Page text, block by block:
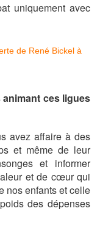
uniquement avec
ces ligues
avez affaire à des
et même de leur
et informer
et de cœur qui
nos enfants et celle
des dépenses